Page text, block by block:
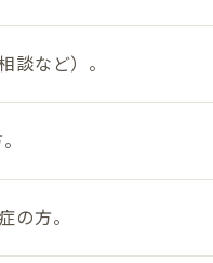
など）。
の方。